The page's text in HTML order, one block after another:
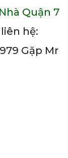
Quận 7
hệ:
Gặp Mr